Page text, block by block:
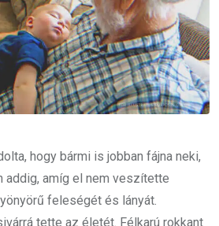
hogy bármi is jobban fájna neki,
addig, amíg el nem veszítette
feleségét és lányát.
tette az életét. Félkarú rokkant